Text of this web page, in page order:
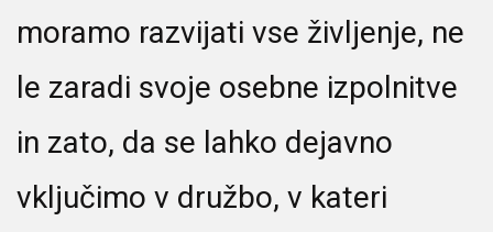
moramo razvijati vse življenje, ne
le zaradi svoje osebne izpolnitve
in zato, da se lahko dejavno
vključimo v družbo, v kateri